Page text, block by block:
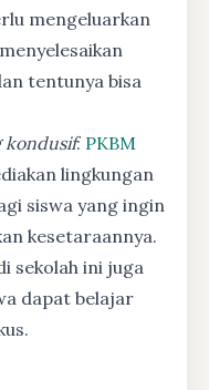
mengeluarkan
tentunya bisa
kondusif: PKBM
lingkungan
siswa yang ingin
kesetaraannya.
sekolah ini juga
dapat belajar